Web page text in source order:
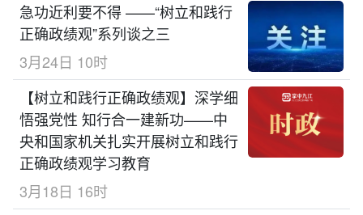
急功近利要不得 ——“树立和践行
正确政绩观”系列谈之三
3月24日 10时
【树立和践行正确政绩观】深学细
悟强党性 知行合一建新功——中
央和国家机关扎实开展树立和践行
正确政绩观学习教育
3月18日 16时